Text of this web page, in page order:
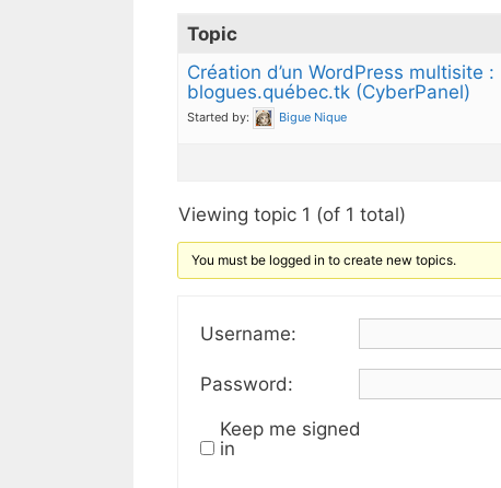
Topic
Création d’un WordPress multisite :
blogues.québec.tk (CyberPanel)
Started by: Bigue Nique
Viewing topic 1 (of 1 total)
You must be logged in to create new topics.
Username:
Password:
Keep me signed
in